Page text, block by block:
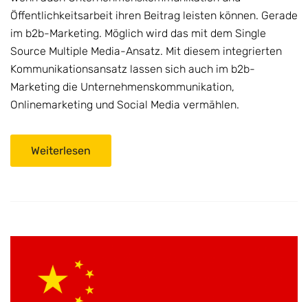
Öffentlichkeitsarbeit ihren Beitrag leisten können. Gerade
im b2b-Marketing. Möglich wird das mit dem Single
Source Multiple Media-Ansatz. Mit diesem integrierten
Kommunikationsansatz lassen sich auch im b2b-
Marketing die Unternehmenskommunikation,
Onlinemarketing und Social Media vermählen.
Weiterlesen